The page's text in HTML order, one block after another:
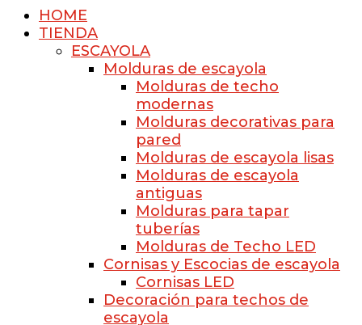
HOME
TIENDA
ESCAYOLA
Molduras de escayola
Molduras de techo
modernas
Molduras decorativas para
pared
Molduras de escayola lisas
Molduras de escayola
antiguas
Molduras para tapar
tuberías
Molduras de Techo LED
Cornisas y Escocias de escayola
Cornisas LED
Decoración para techos de
escayola